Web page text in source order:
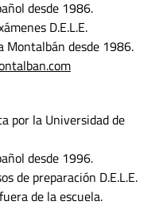
desde 1986.
D.E.L.E.
Montalbán desde 1986.
por la Universidad de
desde 1996.
de preparación D.E.L.E.
de la escuela.